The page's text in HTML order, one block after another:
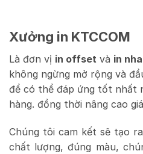
Xưởng in KTCCOM
Là đơn vị in offset và in
không ngừng mở rộng và
để có thể đáp ứng tốt nhất
hàng. đồng thời nâng cao
Chúng tôi cam kết sẽ tạo
chất lượng, đúng màu,